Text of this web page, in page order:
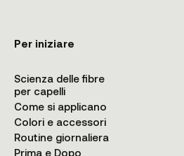
Per iniziare
Scienza delle fibre
per capelli
Come si applicano
Colori e accessori
Routine giornaliera
Prima e Dopo